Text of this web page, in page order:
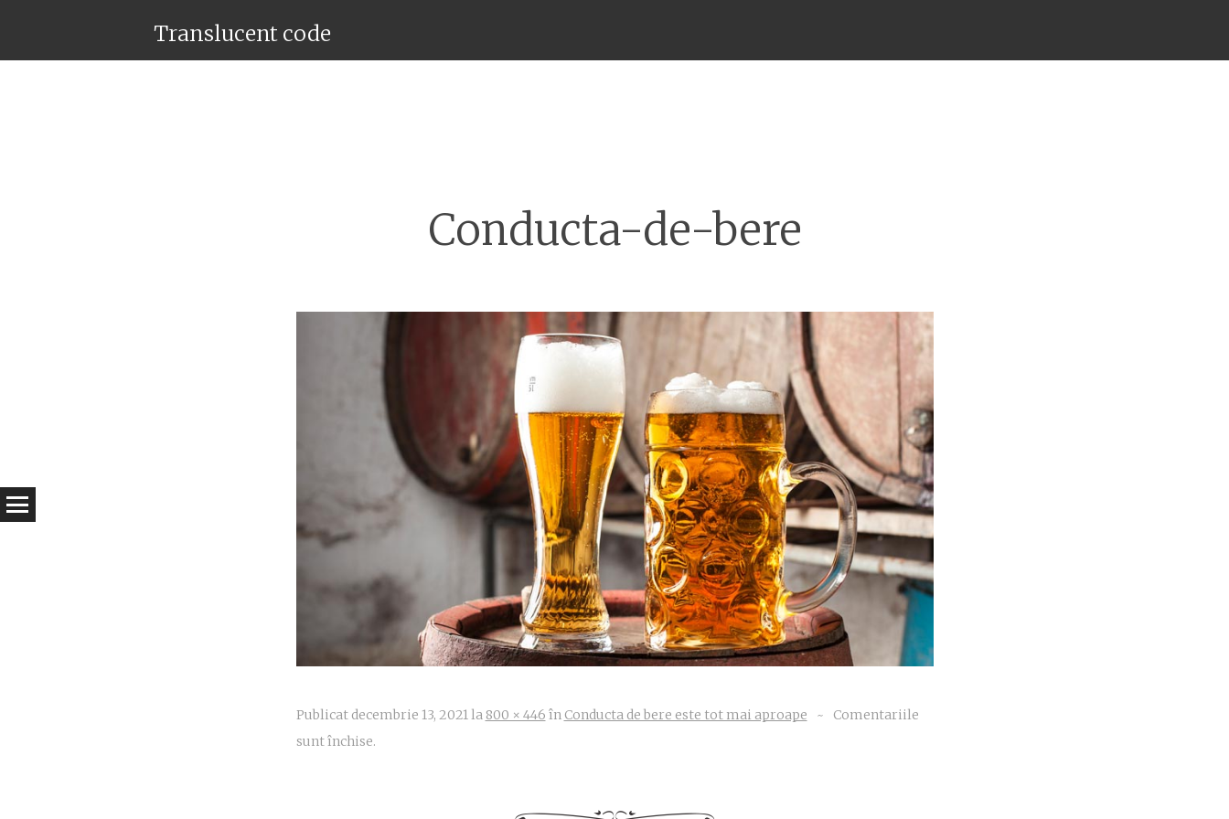
Translucent code
Conducta-de-bere
Publicat decembrie 13, 2021la 800 × 446 în Conducta de bere este tot mai aproape ~
Comentariile
sunt închise.